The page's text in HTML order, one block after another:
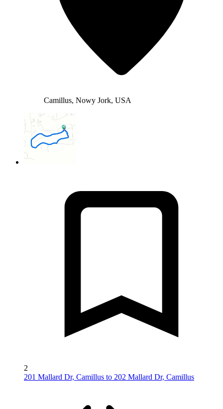
Camillus, Nowy Jork, USA
2
201 Mallard Dr, Camillus to 202 Mallard Dr, Camillus